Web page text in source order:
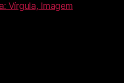
Vírgula, Imagem